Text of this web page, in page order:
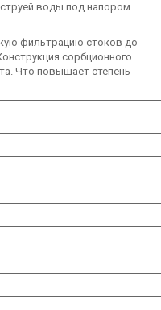
воды под напором.
фильтрацию стоков до
сорбционного
Что повышает степень